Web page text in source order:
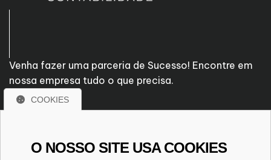
Venha fazer uma parceria de Sucesso! Encontre em
nossa empresa tudo o que precisa.
CEP. 86700-150
COOKIES
O NOSSO SITE USA COOKIES